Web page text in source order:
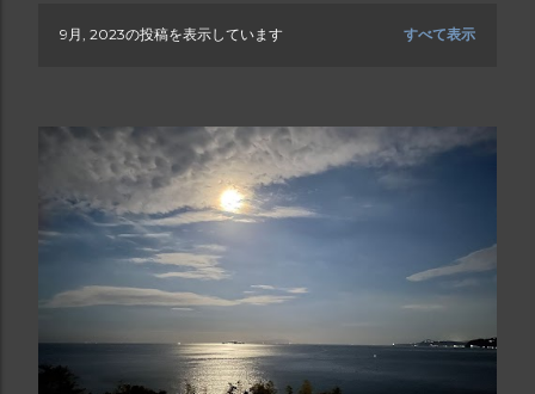
投
9月, 2023の投稿を表示しています すべて表示